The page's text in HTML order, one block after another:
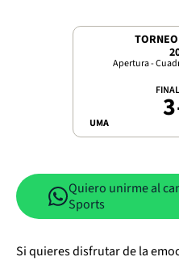
Apertura -
UMA 3
Quiero unirme al
Sports
Si quieres disfrutar de la